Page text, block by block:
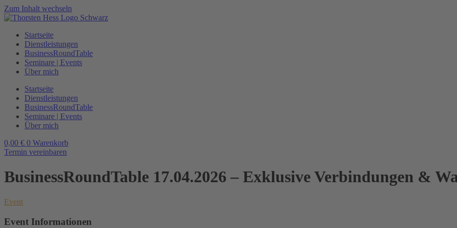
Zum Inhalt wechseln
Startseite
Dienstleistungen
BusinessRoundTable
Seminare | Events
Über mich
Startseite
Dienstleistungen
BusinessRoundTable
Seminare | Events
Über mich
0,00 € 0 Warenkorb
Termin vereinbaren
BusinessRoundTable 17.04.2026 – Exklusive Verbindungen &
Event
Event Informationen